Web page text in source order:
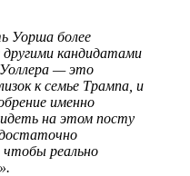
Уорша более
другими кандидатами
— это
к семье Трампа, и
именно
на этом посту
реально